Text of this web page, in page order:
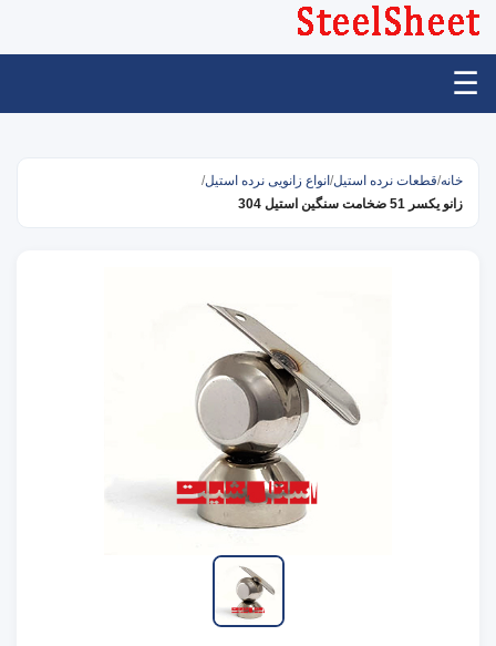
☰
خانه/قطعات نرده استیل/ انواع زانویی نرده استیل/
زانو یکسر 51 ضخامت سنگین استیل 304